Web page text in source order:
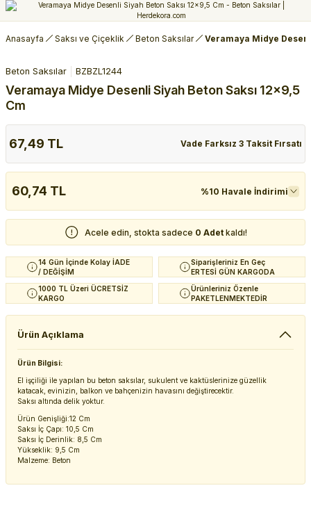
Anasayfa Saksı ve Çiçeklik Beton Saksılar Veramaya Midye
Beton Saksılar BZBZL1244
Veramaya Midye Desenli Siyah Beton Saksı 12x9,5
Cm
67,49 TL Vade Farksız 3 Taksit Fırsatı
60,74 TL %10 Havale İndirimi
Acele edin, stokta sadece 0 Adet kaldı!
14 Gün İçinde Kolay İADE
/ DEĞİŞİM
Siparişleriniz En Geç
ERTESİ GÜN KARGODA
1000 TL Üzeri ÜCRETSİZ
KARGO
Ürünleriniz Özenle
PAKETLENMEKTEDİR
Ürün Açıklama
Ürün Bilgisi:
El işçiliği ile yapılan bu beton saksılar, sukulent ve kaktüslerinize güzellik
katacak, evinizin, balkon ve bahçenizin havasını değiştirecektir.
Saksı altında delik yoktur.
Ürün Genişliği:12 Cm
Saksı İç Çapı: 10,5 Cm
Saksı İç Derinlik: 8,5 Cm
Yükseklik: 9,5 Cm
Malzeme: Beton